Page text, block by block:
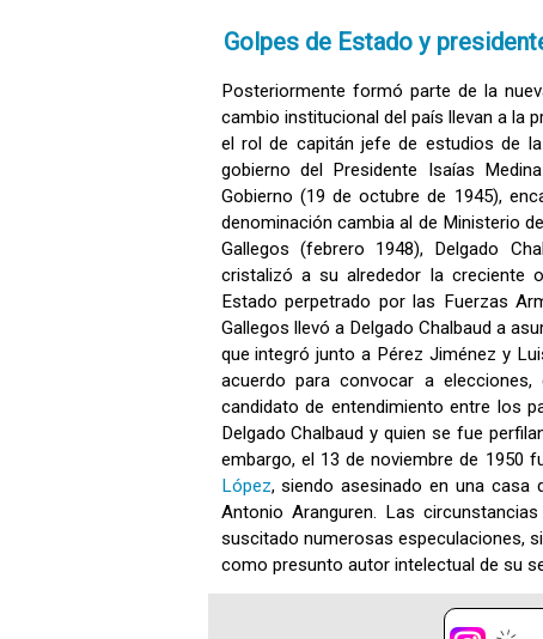
Golpes de Estado y
Posteriormente formó parte de la
cambio institucional del país llevan a la
el rol de capitán jefe de estudios de
gobierno del Presidente Isaías
Gobierno (19 de octubre de 1945),
denominación cambia al de Ministerio
Gallegos (febrero 1948), Delgado
cristalizó a su alrededor la creciente
Estado perpetrado por las Fuerzas
Gallegos llevó a Delgado Chalbaud a
que integró junto a Pérez Jiménez y
acuerdo para convocar a
candidato de entendimiento entre los
Delgado Chalbaud y quien se fue
embargo, el 13 de noviembre de 1950
López, siendo asesinado en una casa
Antonio Aranguren. Las
suscitado numerosas especulaciones,
como presunto autor intelectual de su